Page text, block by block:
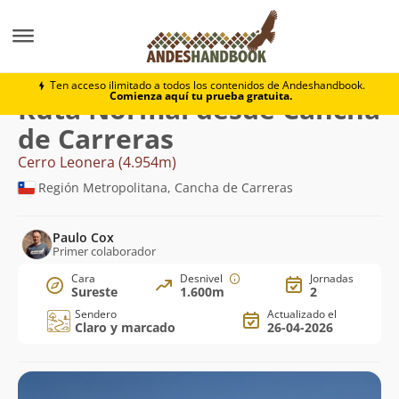
Ten acceso ilimitado a todos los contenidos de Andeshandbook.
Comienza aquí tu prueba gratuita.
Cerro Leonera Normal desde Cancha de
Ruta Normal desde Cancha
de Carreras
Cerro Leonera (4.954m)
Región Metropolitana, Cancha de Carreras
Paulo Cox
Primer colaborador
Cara
Sureste
Desnivel
1.600m
Jornadas
2
Sendero
Claro y marcado
Actualizado el
26-04-2026